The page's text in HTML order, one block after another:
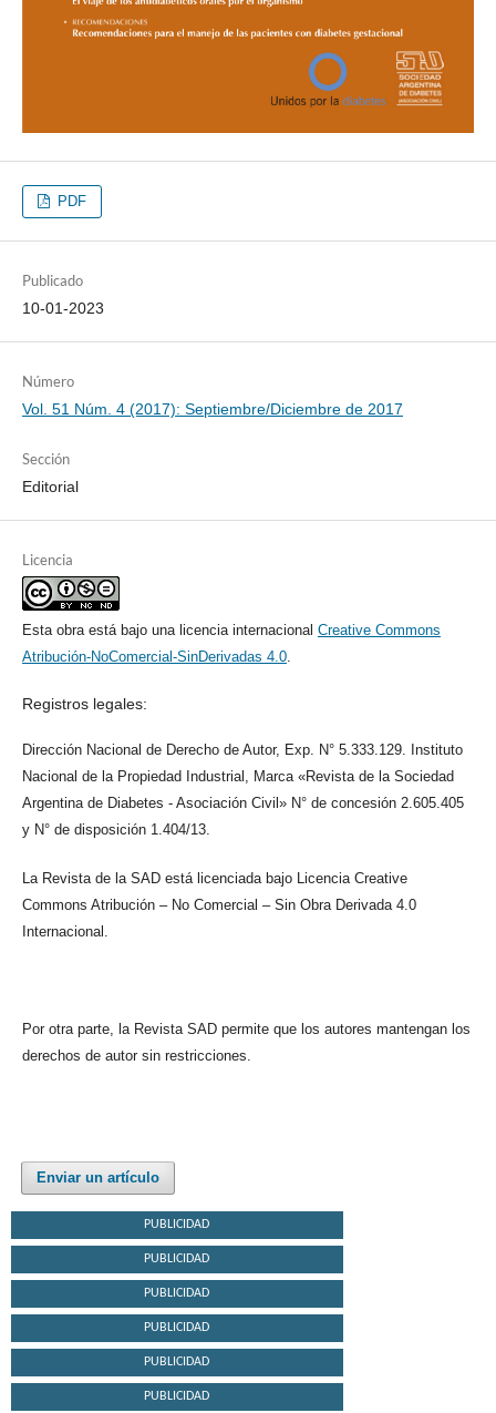
PDF
Publicado
10-01-2023
Número
Vol. 51 Núm. 4 (2017): Septiembre/Diciembre de 2017
Sección
Editorial
Licencia
Esta obra está bajo una licencia internacional Creative Commons
Atribución-NoComercial-SinDerivadas 4.0.
Registros legales:
Dirección Nacional de Derecho de Autor, Exp. N° 5.333.129. Instituto
Nacional de la Propiedad Industrial, Marca «Revista de la Sociedad
Argentina de Diabetes - Asociación Civil» N° de concesión 2.605.405
y N° de disposición 1.404/13.
La Revista de la SAD está licenciada bajo Licencia Creative
Commons Atribución – No Comercial – Sin Obra Derivada 4.0
Internacional.
Por otra parte, la Revista SAD permite que los autores mantengan los
derechos de autor sin restricciones.
Enviar un artículo
PUBLICIDAD
PUBLICIDAD
PUBLICIDAD
PUBLICIDAD
PUBLICIDAD
PUBLICIDAD